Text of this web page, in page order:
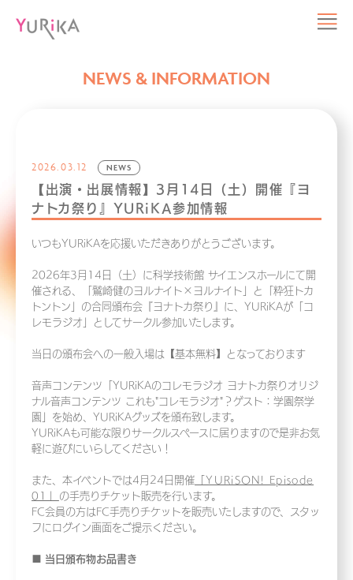
NEWS & INFORMATION
2026.03.12 NEWS
【出演・出展情報】3月14日（土）開催『ヨ
ナトカ祭り』YURiKA参加情報
いつもYURiKAを応援いただきありがとうございます。
2026年3月14日（土）に科学技術館 サイエンスホールにて開
催される、「鷲崎健のヨルナイト×ヨルナイト」と「粋狂トカ
トントン」の合同頒布会『ヨナトカ祭り』に、YURiKAが「コ
レモラジオ」としてサークル参加いたします。
当日の頒布会への一般入場は【基本無料】となっております
音声コンテンツ「YURiKAのコレモラジオ ヨナトカ祭りオリジ
ナル音声コンテンツ これも"コレモラジオ"？ゲスト：学園祭学
園」を始め、YURiKAグッズを頒布致します。
YURiKAも可能な限りサークルスペースに居りますので是非お気
軽に遊びにいらしてください！
また、本イベントでは4月24日開催 「YURiSON! Episode
01」 の手売りチケット販売を行います。
FC会員の方はFC手売りチケットを販売いたしますので、スタッ
フにログイン画面をご提示ください。
■ 当日頒布物お品書き